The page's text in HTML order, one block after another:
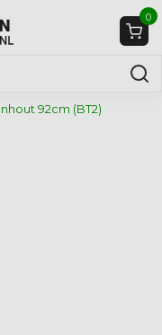
0
92cm (BT2)